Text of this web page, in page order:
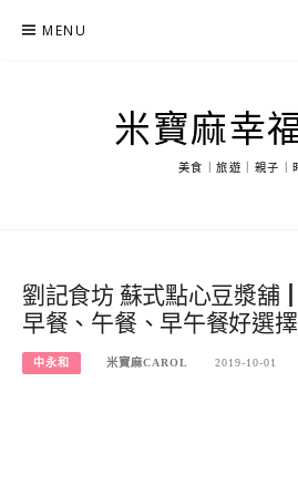
MENU
米寶麻幸
美食｜旅遊｜親子｜
劉記食坊 蘇式點心豆漿舖
早餐、午餐、早午餐好選擇
中永和 米寶麻CAROL 2019-10-01